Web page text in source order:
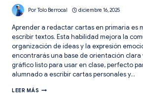
Por Tolo Berrocal diciembre 16, 2025
Aprender a redactar cartas en primaria es
escribir textos. Esta habilidad mejora la
organización de ideas y la expresión
encontrarás una base de orientación
gráfico listo para usar en clase, perfecto
alumnado a escribir cartas personales y…
LEER MÁS GUÍA